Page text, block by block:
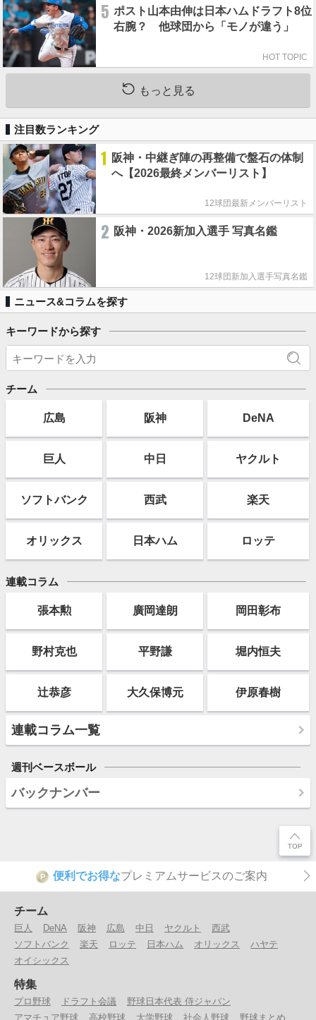
5 ポスト山本由伸は日本ハムドラフト8位
右腕？ 他球団から「モノが違う」
HOT TOPIC
もっと見る
注目数ランキング
1 阪神・中継ぎ陣の再整備で盤石の体制
へ【2026最終メンバーリスト】
12球団最新メンバーリスト
2 阪神・2026新加入選手 写真名鑑
12球団新加入選手写真名鑑
ニュース&コラムを探す
キーワードから探す
チーム
広島 阪神 DeNA
巨人 中日 ヤクルト
ソフトバンク 西武 楽天
オリックス 日本ハム ロッテ
連載コラム
張本勲 廣岡達朗 岡田彰布
野村克也 平野謙 堀内恒夫
辻恭彦 大久保博元 伊原春樹
連載コラム一覧
週刊ベースボール
バックナンバー
P 便利でお得なプレミアムサービスのご案内
チーム
巨人 DeNA 阪神 広島 中日 ヤクルト
西武
ソフトバンク
楽天 ロッテ 日本ハム オリックス
ハヤテ
オイシックス
特集
プロ野球 ドラフト会議
野球日本代表 侍ジャパン
アマチュア野球
高校野球 大学野球 社会人野球 野球まとめ